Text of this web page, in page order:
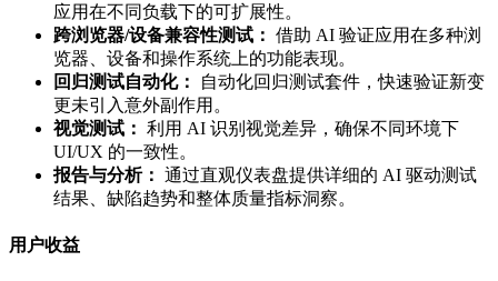
应用在不同负载下的可扩展性。
跨浏览器/设备兼容性测试： 借助 AI 验证应用在多种浏
览器、设备和操作系统上的功能表现。
回归测试自动化：
自动化回归测试套件，快速验证新变
更未引入意外副作用。
视觉测试： 利用 AI 识别视觉差异，确保不同环境下
UI/UX 的一致性。
报告与分析： 通过直观仪表盘提供详细的 AI 驱动测试
结果、缺陷趋势和整体质量指标洞察。
用户收益